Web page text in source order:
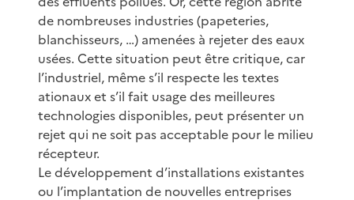
de nombreuses industries (papeteries,
blanchisseurs, …) amenées à rejeter des eaux
usées. Cette situation peut être critique, car
l’industriel, même s’il respecte les textes
ationaux et s’il fait usage des meilleures
technologies disponibles, peut présenter un
rejet qui ne soit pas acceptable pour le milieu
récepteur.
Le développement d’installations existantes
ou l’implantation de nouvelles entreprises